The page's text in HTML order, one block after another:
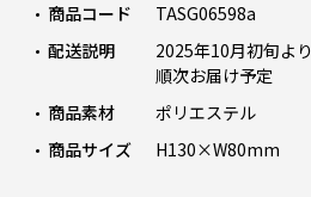
商品コード
TASG06598a
配送説明
2025年10月初旬より
順次お届け予定
商品素材
ポリエステル
商品サイズ
H130×W80mm